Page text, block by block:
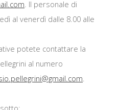
. Il personale di
al venerdì dalle 8.00 alle
potete contattare la
al numero